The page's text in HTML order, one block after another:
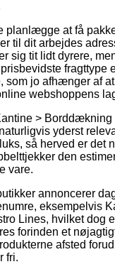
planlægge at få
til dit arbejdes
sig tit lidt dyrere,
fragttype
som jo afhænger af
webshoppens
> Borddækning
yderst
så herved er det
den
vare.
annoncerer
eksempelvis
Lines, hvilket dog
forinden et
afsted
fri.